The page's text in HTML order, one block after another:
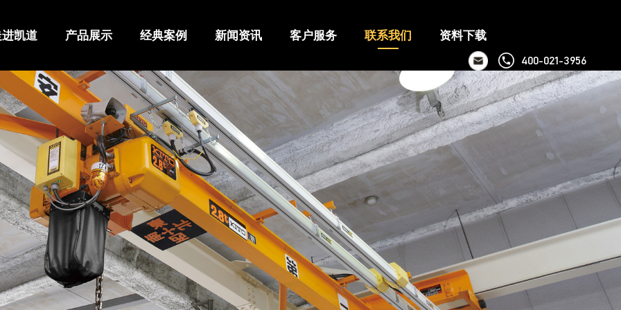
进凯道 产品展示 经典案例 新闻资讯 客户服务 联系我们
资料下载
400-021-3956